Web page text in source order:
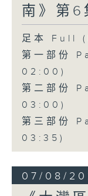
南》第6
足本 Full
第一部份
02:00)
第二部份
03:00)
第三部份
03:35)
07/08/